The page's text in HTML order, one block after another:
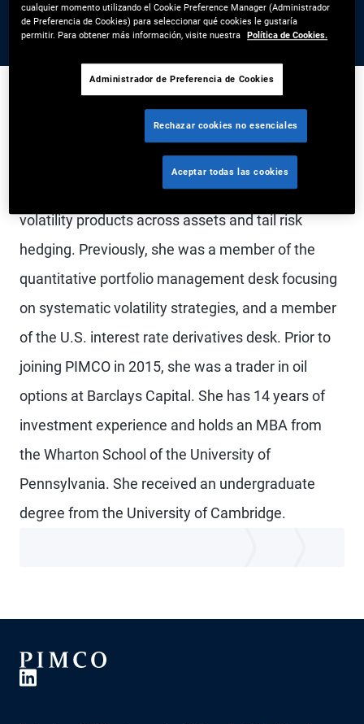
Ms. Han is a senior vice president and portfolio
manager in the New York office. She is a member
of the liquid products group specializing in
volatility products across assets and tail risk
hedging. Previously, she was a member of the
quantitative portfolio management desk focusing
on systematic volatility strategies, and a member
of the U.S. interest rate derivatives desk. Prior to
joining PIMCO in 2015, she was a trader in oil
options at Barclays Capital. She has 14 years of
investment experience and holds an MBA from
the Wharton School of the University of
Pennsylvania. She received an undergraduate
degree from the University of Cambridge.
cualquier momento utilizando el Cookie Preference Manager (Administrador
de Preferencia de Cookies) para seleccionar qué cookies le gustaría
permitir. Para obtener más información, visite nuestra Política de Cookies.
Administrador de Preferencia de Cookies
Rechazar cookies no esenciales
Aceptar todas las cookies